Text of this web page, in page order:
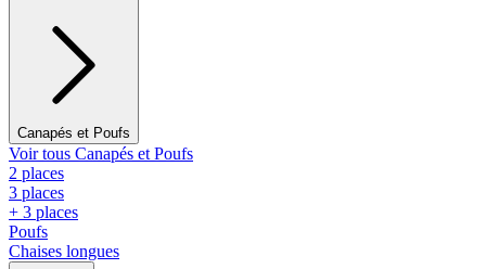
Canapés et Poufs
Voir tous Canapés et Poufs
2 places
3 places
+ 3 places
Poufs
Chaises longues